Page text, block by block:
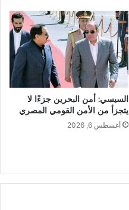
السيسي: أمن البحرين جزءًا لا
يتجزأ من الأمن القومي المصري
أغسطس 6, 2026